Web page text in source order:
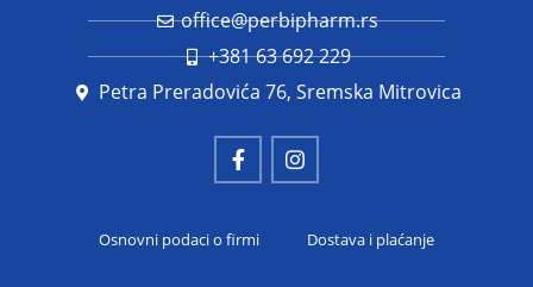
office@perbipharm.rs
+381 63 692 229
Petra Preradovića 76, Sremska Mitrovica
Osnovni podaci o firmi Dostava i plaćanje